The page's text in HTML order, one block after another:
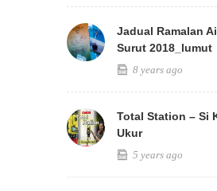
Jadual Ramalan
Surut 2018_lumut
8 years ago
Total Station – Si
Ukur
5 years ago